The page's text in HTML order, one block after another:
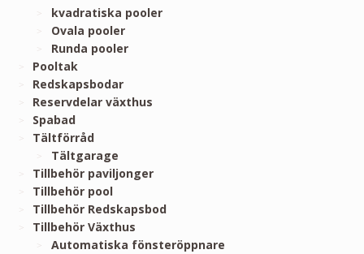
kvadratiska pooler
Ovala pooler
Runda pooler
Pooltak
Redskapsbodar
Reservdelar växthus
Spabad
Tältförråd
Tältgarage
Tillbehör paviljonger
Tillbehör pool
Tillbehör Redskapsbod
Tillbehör Växthus
Automatiska fönsteröppnare